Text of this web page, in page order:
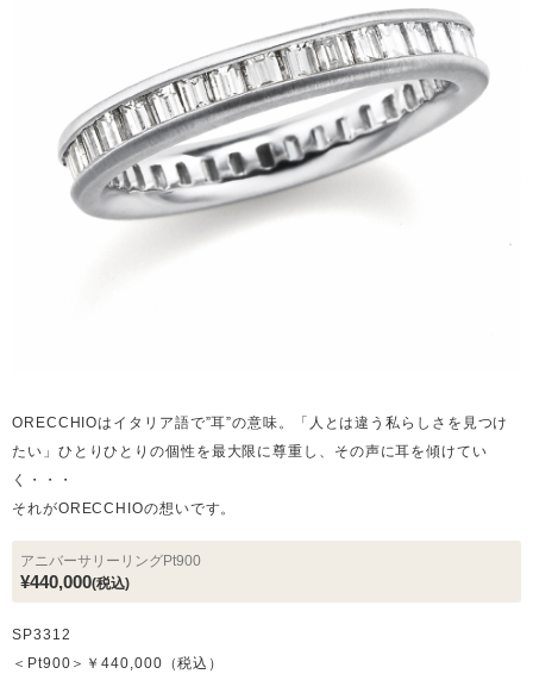
ORECCHIOはイタリア語で”耳”の意味。「人とは違う私らしさを見つけ
たい」ひとりひとりの個性を最大限に尊重し、その声に耳を傾けてい
く・・・
それがORECCHIOの想いです。
アニバーサリーリングPt900
¥440,000(税込)
SP3312
＜Pt900＞￥440,000（税込）